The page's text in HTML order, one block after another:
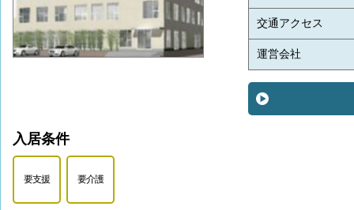
交通アクセス
運営会社
入居条件
要支援 要介護